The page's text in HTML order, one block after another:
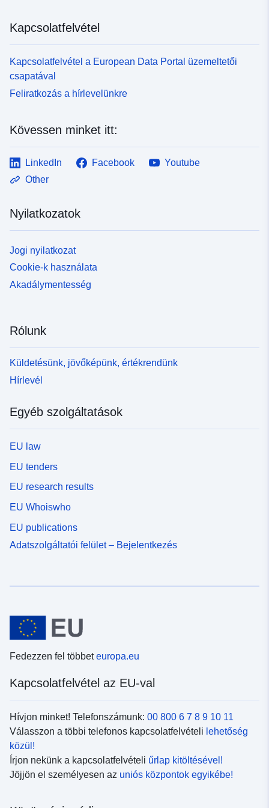
Kapcsolatfelvétel
Kapcsolatfelvétel a European Data Portal üzemeltetői
csapatával
Feliratkozás a hírlevelünkre
Kövessen minket itt:
LinkedIn Facebook
Youtube
Other
Nyilatkozatok
Jogi nyilatkozat
Cookie-k használata
Akadálymentesség
Rólunk
Küldetésünk, jövőképünk, értékrendünk
Hírlevél
Egyéb szolgáltatások
EU law
EU tenders
EU research results
EU Whoiswho
EU publications
Adatszolgáltatói felület – Bejelentkezés
Fedezzen fel többeteuropa.eu
Kapcsolatfelvétel az EU-val
Hívjon minket! Telefonszámunk: 00 800 6 7 8 9 10 11
Válasszon a többi telefonos kapcsolatfelvételi lehetőség
közül!
Írjon nekünk a kapcsolatfelvételi űrlap kitöltésével!
Jöjjön el személyesen az uniós központok egyikébe!